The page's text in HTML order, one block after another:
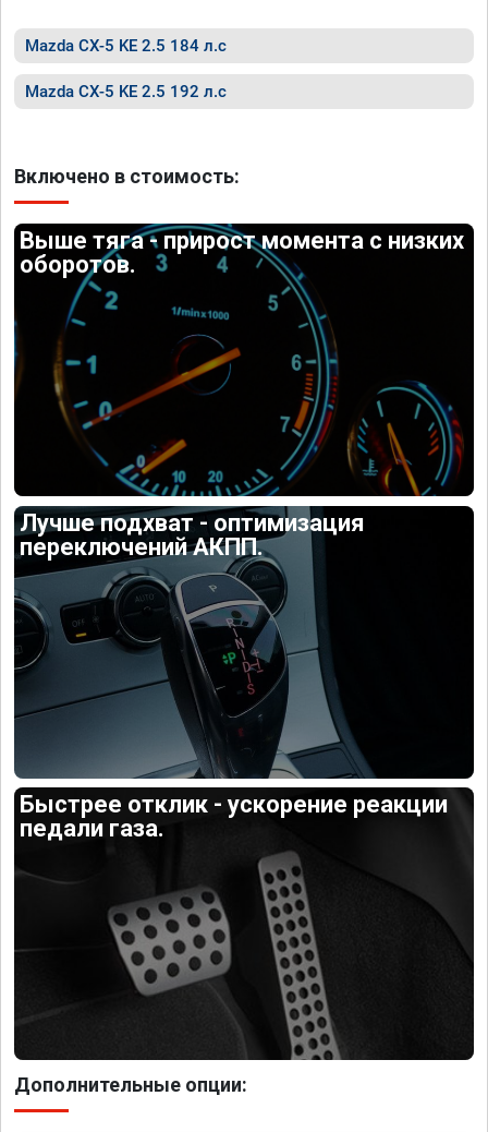
Mazda CX-5 KE 2.5 184 л.с
Mazda CX-5 KE 2.5 192 л.с
Включено в стоимость:
Выше тяга - прирост момента с низких
оборотов.
Лучше подхват - оптимизация
переключений АКПП.
Быстрее отклик - ускорение реакции
педали газа.
Дополнительные опции: